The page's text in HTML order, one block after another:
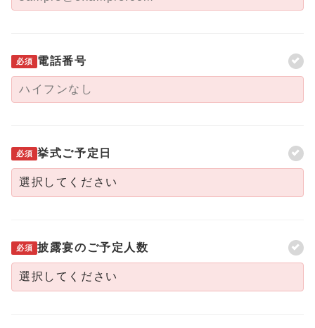
必須 電話番号
必須 挙式ご予定日
必須 披露宴のご予定人数